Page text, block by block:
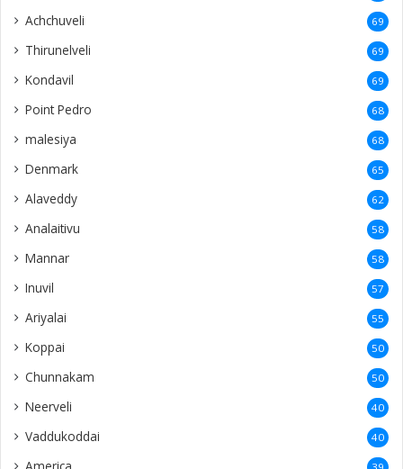
Achchuveli 69
Thirunelveli 69
Kondavil 69
Point Pedro 68
malesiya 68
Denmark 65
Alaveddy 62
Analaitivu 58
Mannar 58
Inuvil 57
Ariyalai 55
Koppai 50
Chunnakam 50
Neerveli 40
Vaddukoddai 40
America